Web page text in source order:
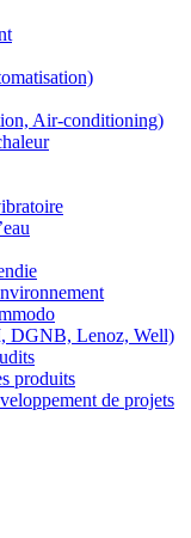
Air-conditioning)
DGNB, Lenoz, Well)
produits
de projets